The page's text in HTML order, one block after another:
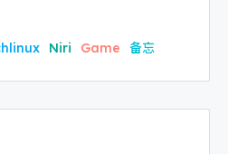
Niri Game 备忘